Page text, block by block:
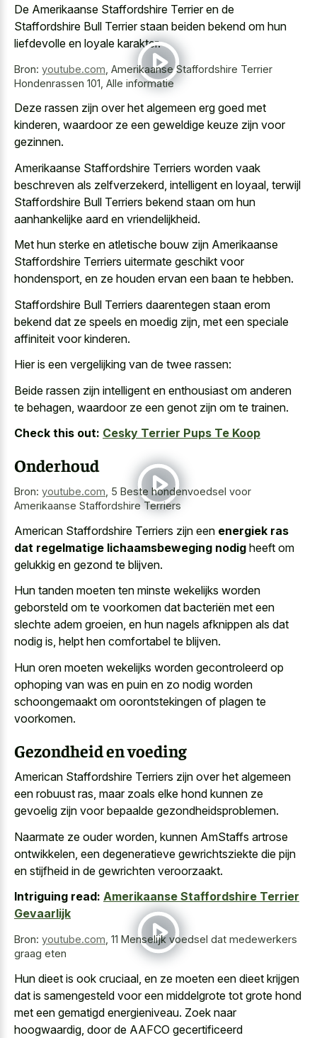
De Amerikaanse Staffordshire Terrier en de
Staffordshire Bull Terrier staan beiden bekend om hun
liefdevolle en loyale karakter.
Bron: youtube.com Amerikaanse Staffordshire Terrier
Hondenrassen 101, Alle informatie
Deze rassen zijn over het algemeen erg goed met
kinderen, waardoor ze een geweldige keuze zijn voor
gezinnen.
Amerikaanse Staffordshire Terriers worden vaak
beschreven als zelfverzekerd, intelligent en loyaal, terwijl
Staffordshire Bull Terriers bekend staan om hun
aanhankelijke aard en vriendelijkheid.
Met hun sterke en atletische bouw zijn Amerikaanse
Staffordshire Terriers uitermate geschikt voor
hondensport, en ze houden ervan een baan te hebben.
Staffordshire Bull Terriers daarentegen staan erom
bekend dat ze speels en moedig zijn, met een speciale
affiniteit voor kinderen.
Hier is een vergelijking van de twee rassen:
Beide rassen zijn intelligent en enthousiast om anderen
te behagen, waardoor ze een genot zijn om te trainen.
Check this out: Cesky Terrier Pups Te Koop
Onderhoud
Bron: youtube.com 5 Beste hondenvoedsel voor
Amerikaanse Staffordshire Terriers
American Staffordshire Terriers zijn een energiek ras
dat regelmatige lichaamsbeweging nodig heeft om
gelukkig en gezond te blijven.
Hun tanden moeten ten minste wekelijks worden
geborsteld om te voorkomen dat bacteriën met een
slechte adem groeien, en hun nagels afknippen als dat
nodig is, helpt hen comfortabel te blijven.
Hun oren moeten wekelijks worden gecontroleerd op
ophoping van was en puin en zo nodig worden
schoongemaakt om oorontstekingen of plagen te
voorkomen.
Gezondheid en voeding
American Staffordshire Terriers zijn over het algemeen
een robuust ras, maar zoals elke hond kunnen ze
gevoelig zijn voor bepaalde gezondheidsproblemen.
Naarmate ze ouder worden, kunnen AmStaffs artrose
ontwikkelen, een degeneratieve gewrichtsziekte die pijn
en stijfheid in de gewrichten veroorzaakt.
Intriguing read: Amerikaanse Staffordshire Terrier
Gevaarlijk
Bron: youtube.com 11 Menselijk voedsel dat medewerkers
graag eten
Hun dieet is ook cruciaal, en ze moeten een dieet krijgen
dat is samengesteld voor een middelgrote tot grote hond
met een gematigd energieniveau. Zoek naar
hoogwaardig, door de AAFCO gecertificeerd